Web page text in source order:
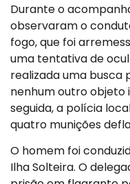
Durante o
observaram o
fogo, que foi
uma tentativa de
realizada uma busca
nenhum outro objeto
seguida, a polícia
quatro munições
O homem foi
Ilha Solteira. O